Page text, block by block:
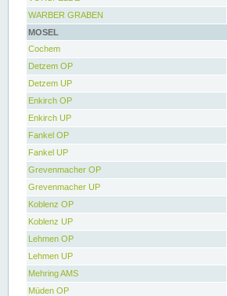
WARBER GRABEN
MOSEL
Cochem
Detzem OP
Detzem UP
Enkirch OP
Enkirch UP
Fankel OP
Fankel UP
Grevenmacher OP
Grevenmacher UP
Koblenz OP
Koblenz UP
Lehmen OP
Lehmen UP
Mehring AMS
Müden OP